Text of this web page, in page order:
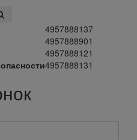
4957888137
4957888901
4957888121
4957888131